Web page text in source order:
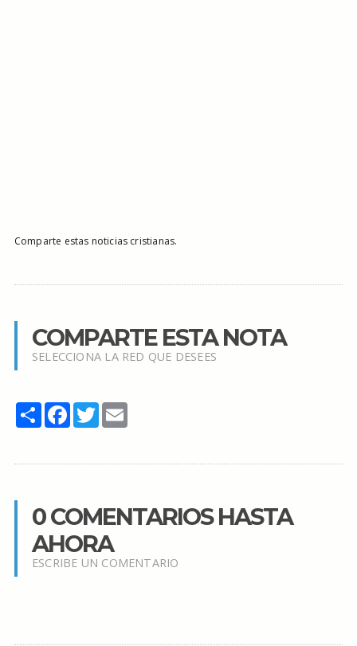
Comparte estas noticias cristianas.
COMPARTE ESTA NOTA
SELECCIONA LA RED QUE DESEES
Share Facebook
TwitterEmail
0 COMENTARIOS HASTA
AHORA
ESCRIBE UN COMENTARIO